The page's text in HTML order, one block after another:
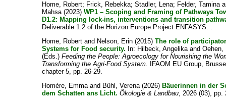
Home, Robert; Frick, Rebekka;Stadler, Lena; Felder, Tamina
Mahsa(2023)WP1 – Scoping and Framing of Pathways
D1.2: Mapping lock-ins, interventions and transition
Deliverable 1.2 of the Horizon Europe Project ENFASYS. .
Home, Robert and Nelson, Erin (2015)The role of
Systems for Food security. In: Hilbeck, AngelikaandOehen,
(Eds.)Feeding the People: Agroecology for Nourishing the
Transforming the Agri-Food System. IFAOM EU Group,
chapter 5, pp. 26-29.
Homère, Emmaand Bühl, Verena(2026) Bäuerinnen in der
dem Schatten ans Licht. Ökologie & Landbau, 2026 (03), pp.